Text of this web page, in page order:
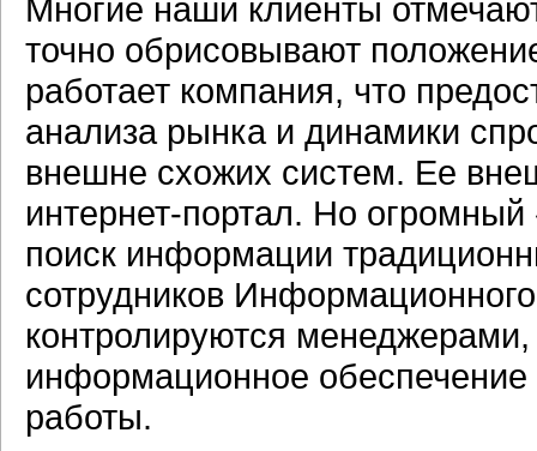
Многие наши клиенты
точно обрисовывают
работает компания, что
анализа рынка и динамики
внешне схожих систем. Ее
интернет-портал. Но
поиск информации
сотрудников
контролируются менеджерами,
информационное обеспечение
работы.